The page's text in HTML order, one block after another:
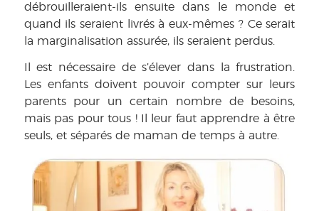
débrouilleraient-ils ensuite dans le monde et
quand ils seraient livrés à eux-mêmes ? Ce serait
la marginalisation assurée, ils seraient perdus.
Il est nécessaire de s’élever dans la frustration.
Les enfants doivent pouvoir compter sur leurs
parents pour un certain nombre de besoins,
mais pas pour tous ! Il leur faut apprendre à être
seuls, et séparés de maman de temps à autre.